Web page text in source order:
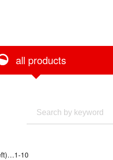
all products
10